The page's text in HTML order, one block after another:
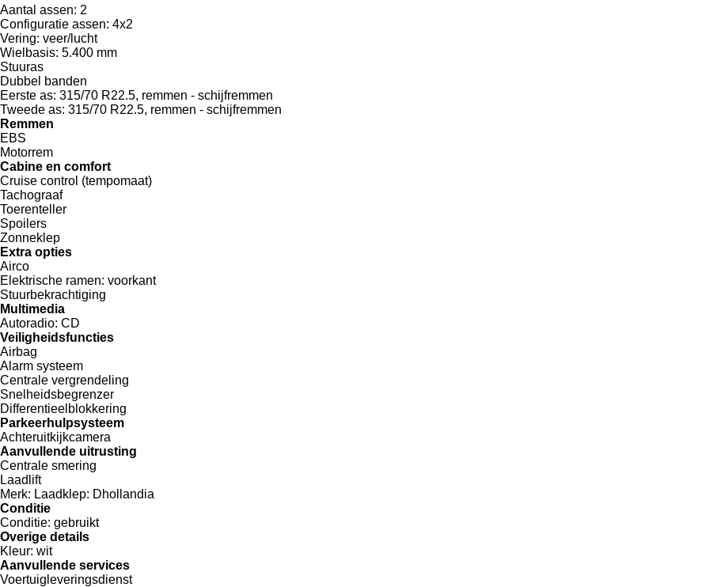
Aantal assen: 2
Configuratie assen: 4x2
Vering: veer/lucht
Wielbasis: 5.400 mm
Stuuras
Dubbel banden
Eerste as: 315/70 R22.5, remmen - schijfremmen
Tweede as: 315/70 R22.5, remmen - schijfremmen
Remmen
EBS
Motorrem
Cabine en comfort
Cruise control (tempomaat)
Tachograaf
Toerenteller
Spoilers
Zonneklep
Extra opties
Airco
Elektrische ramen: voorkant
Stuurbekrachtiging
Multimedia
Autoradio: CD
Veiligheidsfuncties
Airbag
Alarm systeem
Centrale vergrendeling
Snelheidsbegrenzer
Differentieelblokkering
Parkeerhulpsysteem
Achteruitkijkcamera
Aanvullende uitrusting
Centrale smering
Laadlift
Merk: Laadklep: Dhollandia
Conditie
Conditie: gebruikt
Overige details
Kleur: wit
Aanvullende services
Voertuigleveringsdienst